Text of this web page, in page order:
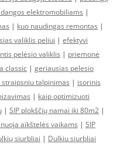
elektromobiliams |
| kuo naudingas remontas |
valiklis peliui | efektyvi
pelėsio valiklis | priemonė
classic | geriausias pelesio
straipsniu talpinimas | isorinis
| kaip optimizuoti
| SIP plokščių namai iki 80m2 |
aikštelės vaikams | SIP
siurbliai | Dulkiu siurbliai